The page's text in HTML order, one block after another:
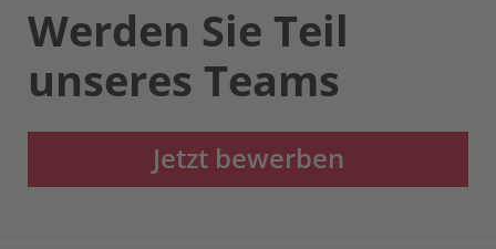
Werden Sie Teil
unseres Teams
Jetzt bewerben